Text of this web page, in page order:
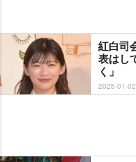
紅白司
表はし
く」
2025-01-02